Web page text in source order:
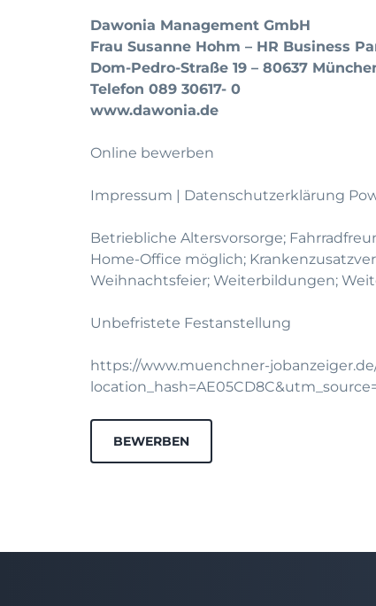
Dawonia Management GmbH
Frau Susanne Hohm – HR Business
Dom-Pedro-Straße 19 – 80637
Telefon 089 30617- 0
www.dawonia.de
Online bewerben
Impressum | Datenschutzerklärung
Betriebliche Altersvorsorge;
Home-Office möglich;
Weihnachtsfeier; Weiterbildungen;
Unbefristete Festanstellung
https://www.muenchner-
BEWERBEN